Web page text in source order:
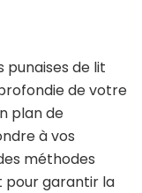
de lit
de votre
plan de
à vos
méthodes
pour garantir la